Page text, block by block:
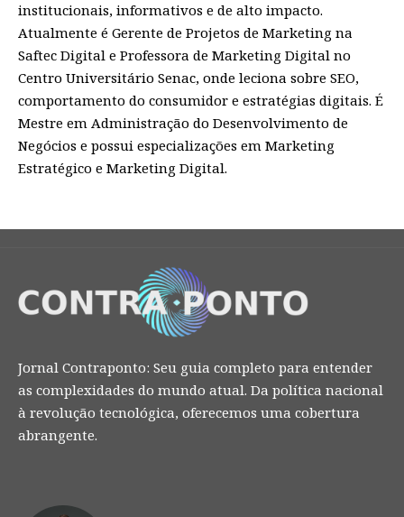
institucionais, informativos e de alto impacto.
Atualmente é Gerente de Projetos de Marketing na
Saftec Digital e Professora de Marketing Digital no
Centro Universitário Senac, onde leciona sobre SEO,
comportamento do consumidor e estratégias digitais. É
Mestre em Administração do Desenvolvimento de
Negócios e possui especializações em Marketing
Estratégico e Marketing Digital.
Jornal Contraponto: Seu guia completo para entender
as complexidades do mundo atual. Da política nacional
à revolução tecnológica, oferecemos uma cobertura
abrangente.